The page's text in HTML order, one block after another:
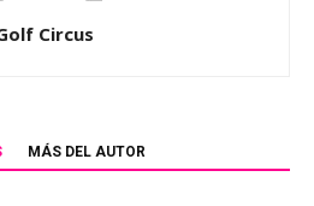
Circus
MÁS DEL AUTOR